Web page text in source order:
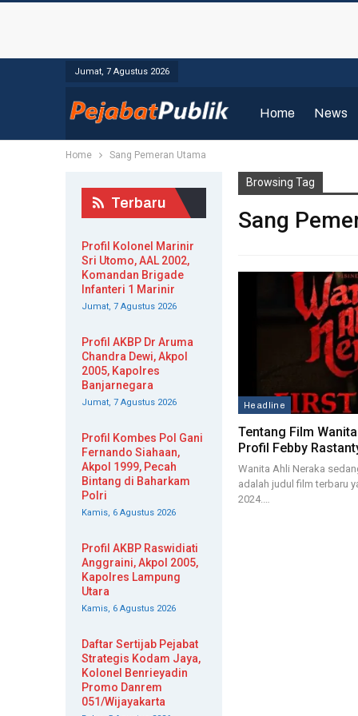
Jumat, 7 Agustus 2026
Home News
Home Sang Pemeran Utama
Browsing Tag
Sang
Headline
Tentang Film
Profil Febby
Wanita Ahli Neraka
adalah judul film terbaru
2024.…
Terbaru
Profil Kolonel Marinir
Sri Utomo, AAL 2002,
Komandan Brigade
Infanteri 1 Marinir
Jumat, 7 Agustus 2026
Profil AKBP Dr Aruma
Chandra Dewi, Akpol
2005, Kapolres
Banjarnegara
Jumat, 7 Agustus 2026
Profil Kombes Pol Gani
Fernando Siahaan,
Akpol 1999, Pecah
Bintang di Baharkam
Polri
Kamis, 6 Agustus 2026
Profil AKBP Raswidiati
Anggraini, Akpol 2005,
Kapolres Lampung
Utara
Kamis, 6 Agustus 2026
Daftar Sertijab Pejabat
Strategis Kodam Jaya,
Kolonel Benrieyadin
Promo Danrem
051/Wijayakarta